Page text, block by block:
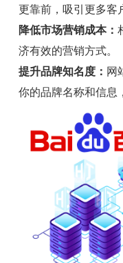
更靠前，吸引更多客
降低市场营销成本：
济有效的营销方式。
提升品牌知名度： 网
你的品牌名称和信息